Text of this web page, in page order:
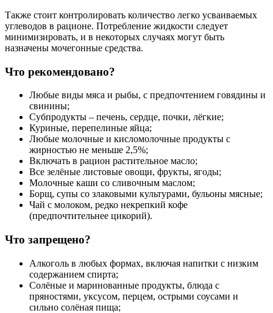
Также стоит контролировать количество легко усваиваемых
углеводов в рационе. Потребление жидкости следует
минимизировать, и в некоторых случаях могут быть
назначены мочегонные средства.
Что рекомендовано?
Любые виды мяса и рыбы, с предпочтением говядины и
свинины;
Субпродукты – печень, сердце, почки, лёгкие;
Куриные, перепелиные яйца;
Любые молочные и кисломолочные продукты с
жирностью не меньше 2,5%;
Включать в рацион растительное масло;
Все зелёные листовые овощи, фрукты, ягоды;
Молочные каши со сливочным маслом;
Борщ, супы со злаковыми культурами, бульоны мясные;
Чай с молоком, редко некрепкий кофе
(предпочтительнее цикорий).
Что запрещено?
Алкоголь в любых формах, включая напитки с низким
содержанием спирта;
Солёные и маринованные продукты, блюда с
пряностями, уксусом, перцем, острыми соусами и
сильно солёная пища;